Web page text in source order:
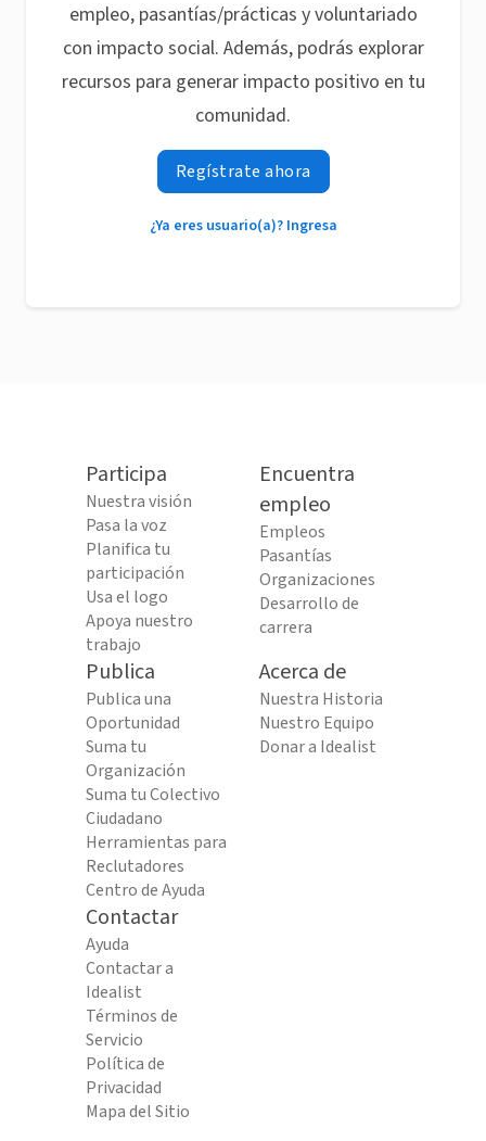
empleo, pasantías/prácticas y voluntariado
con impacto social. Además, podrás explorar
recursos para generar impacto positivo en tu
comunidad.
Regístrate ahora
¿Ya eres usuario(a)? Ingresa
Participa
Nuestra visión
Pasa la voz
Planifica tu
participación
Usa el logo
Apoya nuestro
trabajo
Encuentra
empleo
Empleos
Pasantías
Organizaciones
Desarrollo de
carrera
Publica
Publica una
Oportunidad
Suma tu
Organización
Suma tu Colectivo
Ciudadano
Herramientas para
Reclutadores
Centro de Ayuda
Acerca de
Nuestra Historia
Nuestro Equipo
Donar a Idealist
Contactar
Ayuda
Contactar a
Idealist
Términos de
Servicio
Política de
Privacidad
Mapa del Sitio